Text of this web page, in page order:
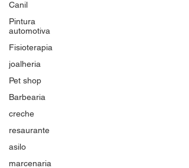
Canil
Pintura
automotiva
Fisioterapia
joalheria
Pet shop
Barbearia
creche
resaurante
asilo
marcenaria